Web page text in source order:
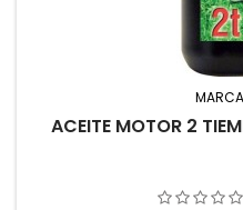
ACEITE MOTOR 2